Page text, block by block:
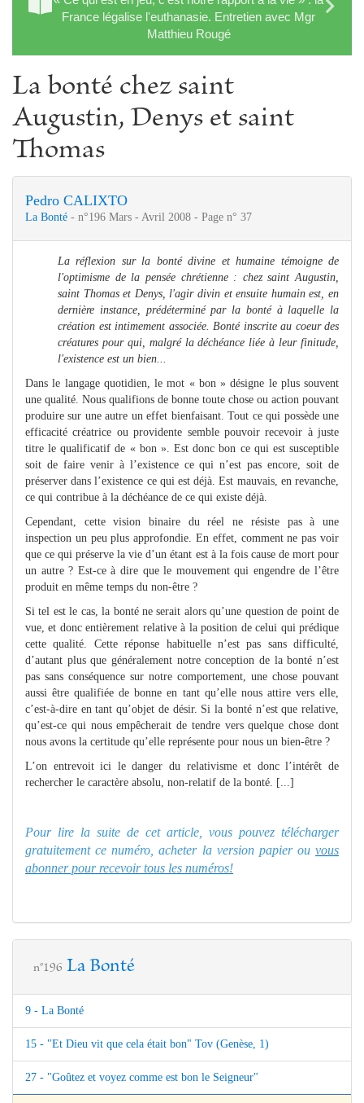
France légalise l'euthanasie. Entretien avec Mgr
Matthieu Rougé
La bonté chez saint
Augustin, Denys et saint
Thomas
Pedro CALIXTO
La Bonté - n°196 Mars - Avril 2008 - Page n° 37
La réflexion sur la bonté divine et humaine témoigne de
l'optimisme de la pensée chrétienne : chez saint Augustin,
saint Thomas et Denys, l'agir divin et ensuite humain est, en
dernière instance, prédéterminé par la bonté à laquelle la
création est intimement associée. Bonté inscrite au coeur des
créatures pour qui, malgré la déchéance liée à leur finitude,
l'existence est un bien...
Dans le langage quotidien, le mot « bon » désigne le plus souvent
une qualité. Nous qualifions de bonne toute chose ou action pouvant
produire sur une autre un effet bienfaisant. Tout ce qui possède une
efficacité créatrice ou providente semble pouvoir recevoir à juste
titre le qualificatif de « bon ». Est donc bon ce qui est susceptible
soit de faire venir à l’existence ce qui n’est pas encore, soit de
préserver dans l’existence ce qui est déjà. Est mauvais, en revanche,
ce qui contribue à la déchéance de ce qui existe déjà.
Cependant, cette vision binaire du réel ne résiste pas à une
inspection un peu plus approfondie. En effet, comment ne pas voir
que ce qui préserve la vie d’un étant est à la fois cause de mort pour
un autre ? Est-ce à dire que le mouvement qui engendre de l’être
produit en même temps du non-être ?
Si tel est le cas, la bonté ne serait alors qu’une question de point de
vue, et donc entièrement relative à la position de celui qui prédique
cette qualité. Cette réponse habituelle n’est pas sans difficulté,
d’autant plus que généralement notre conception de la bonté n’est
pas sans conséquence sur notre comportement, une chose pouvant
aussi être qualifiée de bonne en tant qu’elle nous attire vers elle,
c’est-à-dire en tant qu’objet de désir. Si la bonté n’est que relative,
qu’est-ce qui nous empêcherait de tendre vers quelque chose dont
nous avons la certitude qu’elle représente pour nous un bien-être ?
L’on entrevoit ici le danger du relativisme et donc l’intérêt de
rechercher le caractère absolu, non-relatif de la bonté. [...]
Pour lire la suite de cet article, vous pouvez télécharger
gratuitement ce numéro, acheter la version papier ou vous
abonner pour recevoir tous les numéros!
n°196 La Bonté
9 - La Bonté
15 - "Et Dieu vit que cela était bon" Tov (Genèse, 1)
27 - "Goûtez et voyez comme est bon le Seigneur"